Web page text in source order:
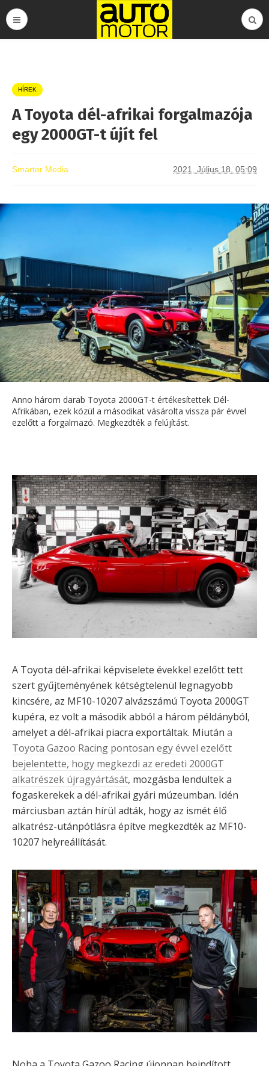
HÍREK
A Toyota dél-afrikai forgalmazója
egy 2000GT-t újít fel
Smarter Media 2021. Július 18. 05:09
Anno három darab Toyota 2000GT-t értékesítettek Dél-
Afrikában, ezek közül a másodikat vásárolta vissza pár évvel
ezelőtt a forgalmazó. Megkezdték a felújítást.
A Toyota dél-afrikai képviselete évekkel ezelőtt tett
szert gyűjteményének kétségtelenül legnagyobb
kincsére, az MF10-10207 alvázszámú Toyota 2000GT
kupéra, ez volt a második abból a három példányból,
amelyet a dél-afrikai piacra exportáltak. Miután a
Toyota Gazoo Racing pontosan egy évvel ezelőtt
bejelentette, hogy megkezdi az eredeti 2000GT
alkatrészek újragyártását, mozgásba lendültek a
fogaskerekek a dél-afrikai gyári múzeumban. Idén
márciusban aztán hírül adták, hogy az ismét élő
alkatrész-utánpótlásra építve megkezdték az MF10-
10207 helyreállítását.